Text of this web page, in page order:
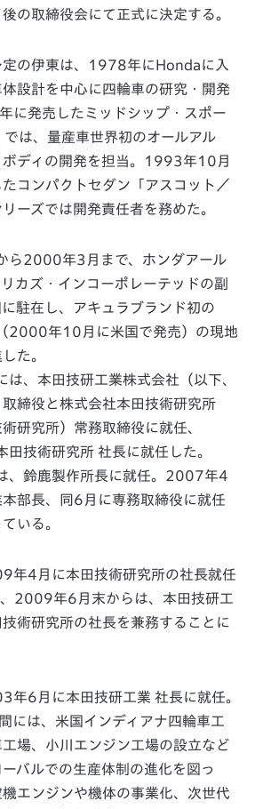
の取締役会にて正式に決定する。
の伊東は、1978年にHondaに入
設計を中心に四輪車の研究・開発
に発売したミッドシップ・スポー
は、量産車世界初のオールアル
ボディの開発を担当。1993年10月
コンパクトセダン「アスコット／
ーズでは開発責任者を務めた。
2000年3月まで、ホンダアール
カズ・インコーポレーテッドの副
駐在し、アキュラブランド初の
2000年10月に米国で発売）の現地
た。
、本田技研工業株式会社（以下、
締役と株式会社本田技術研究所
術研究所）常務取締役に就任、
技術研究所 社長に就任した。
、鈴鹿製作所長に就任。2007年4
本部長、同6月に専務取締役に就任
いる。
4月に本田技術研究所の社長就任
、2009年6月末からは、本田技研工
術研究所の社長を兼務することに
6月に本田技研工業 社長に就任。
には、米国インディアナ四輪車工
場、小川エンジン工場の設立など
バルでの生産体制の進化を図っ
エンジンや機体の事業化、次世代